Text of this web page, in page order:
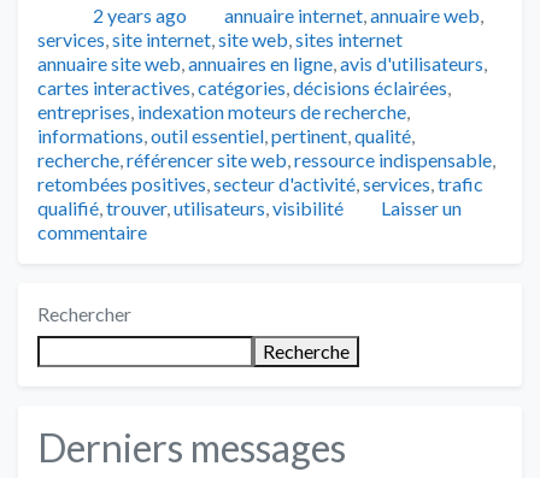
Publié2 years ago Catégories
annuaire internet,annuaire web,
services,site internet,site web,sites internet
annuaire site web,annuaires en ligne,avis d'utilisateurs,
cartes interactives,catégories,décisions éclairées,
entreprises, indexation moteurs de recherche,
informations,outil essentiel,pertinent,qualité,
recherche,référencer site web,ressource indispensable,
retombées positives,secteur d'activité,services,trafic
qualifié,trouver,utilisateurs,visibilité
Laisser un
commentaire
Rechercher
Recherche
Derniers messages